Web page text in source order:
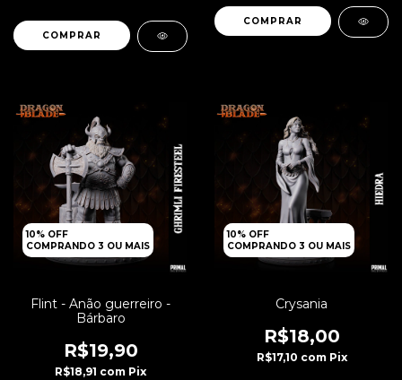
COMPRAR
COMPRAR
10% OFF
COMPRANDO 3 OU MAIS
Flint - Anão guerreiro -
Bárbaro
R$19,90
R$18,91 com Pix
10% OFF
COMPRANDO 3 OU MAIS
Crysania
R$18,00
R$17,10 com Pix